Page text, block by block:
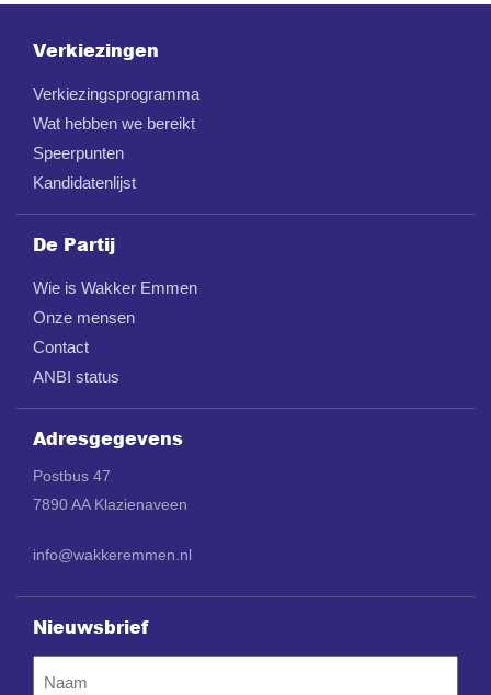
Verkiezingen
Verkiezingsprogramma
Wat hebben we bereikt
Speerpunten
Kandidatenlijst
De Partij
Wie is Wakker Emmen
Onze mensen
Contact
ANBI status
Adresgegevens
Postbus 47
7890 AA Klazienaveen
info@wakkeremmen.nl
Nieuwsbrief